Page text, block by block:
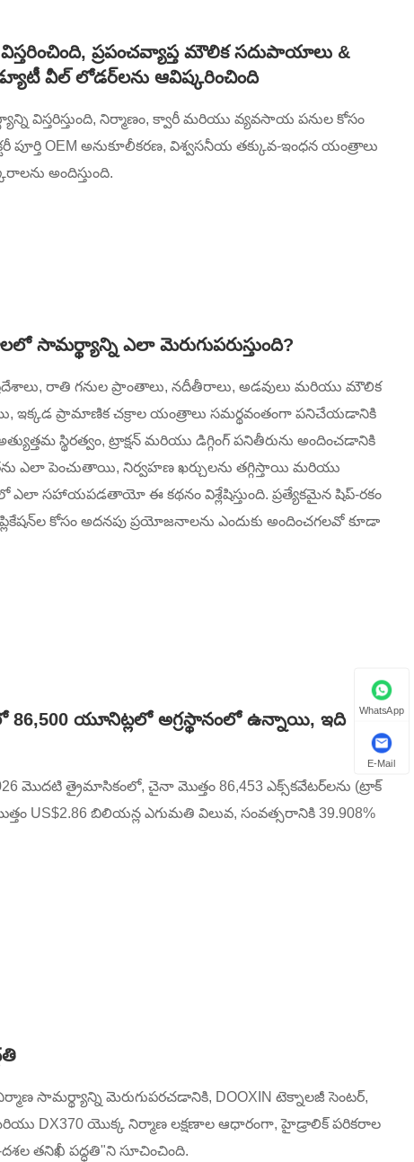
ప్రపంచవ్యాప్త మౌలిక సదుపాయాలు &
వీల్ లోడర్‌లను ఆవిష్కరించింది
విస్తరిస్తుంది, నిర్మాణం, క్వారీ మరియు వ్యవసాయ పనుల కోసం
పూర్తి OEM అనుకూలీకరణ, విశ్వసనీయ తక్కువ-ఇంధన యంత్రాలు
అందిస్తుంది.
సామర్థ్యాన్ని ఎలా మెరుగుపరుస్తుంది?
రాతి గనుల ప్రాంతాలు, నదీతీరాలు, అడవులు మరియు మౌలిక
ఇక్కడ ప్రామాణిక చక్రాల యంత్రాలు సమర్థవంతంగా పనిచేయడానికి
స్థిరత్వం, ట్రాక్షన్ మరియు డిగ్గింగ్ పనితీరును అందించడానికి
ఎలా పెంచుతాయి, నిర్వహణ ఖర్చులను తగ్గిస్తాయి మరియు
ఎలా సహాయపడతాయో ఈ కథనం విశ్లేషిస్తుంది. ప్రత్యేకమైన షిప్-రకం
కోసం అదనపు ప్రయోజనాలను ఎందుకు అందించగలవో కూడా
86,500 యూనిట్లలో అగ్రస్థానంలో ఉన్నాయి, ఇది
మొదటి త్రైమాసికంలో, చైనా మొత్తం 86,453 ఎక్స్‌కవేటర్‌లను (ట్రాక్
బిలియన్ల ఎగుమతి విలువ, సంవత్సరానికి 39.908%
సామర్థ్యాన్ని మెరుగుపరచడానికి, DOOXIN టెక్నాలజీ సెంటర్,
DX370 యొక్క నిర్మాణ లక్షణాల ఆధారంగా, హైడ్రాలిక్ పరికరాల
తనిఖీ పద్ధతి"ని సూచించింది.
WhatsApp
E-Mail